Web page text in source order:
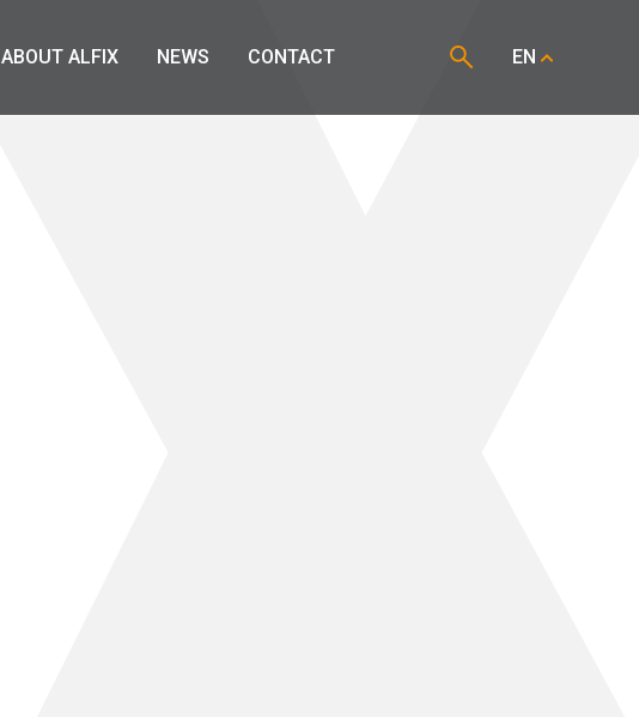
ABOUT ALFIX NEWS CONTACT EN